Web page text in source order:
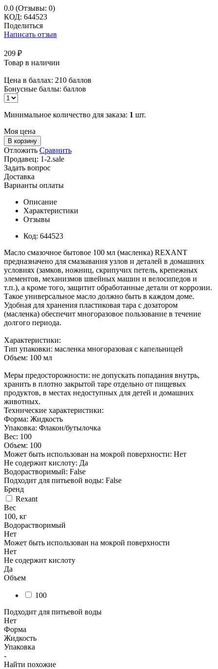
0.0 (Отзывы: 0)
КОД: 644523
Поделиться
Написать отзыв
209 ₽
Товар в наличии
Цена в баллах: 210 баллов
Бонусные баллы: баллов
Минимальное количество для заказа: 1 шт.
Моя цена
В корзину
Отложить Сравнить
Продавец: 1-2.sale
Задать вопрос
Доставка
Варианты оплаты
Описание
Характеристики
Отзывы
Код: 644523
Масло смазочное бытовое 100 мл (масленка) REXANT
предназначено для смазывания узлов и деталей в домашних
условиях (замков, ножниц, скрипучих петель, крепежных
элементов, механизмов швейных машин и велосипедов и
т.п.), а кроме того, защитит обработанные детали от коррозии.
Такое универсальное масло должно быть в каждом доме.
Удобная для хранения пластиковая тара с дозатором
(масленка) обеспечит многоразовое пользование в течение
долгого периода.
Характеристики:
Тип упаковки: масленка многоразовая с капельницей
Объем: 100 мл
Меры предосторожности: не допускать попадания внутрь,
хранить в плотно закрытой таре отдельно от пищевых
продуктов, в местах недоступных для детей и домашних
животных.
Технические характеристики:
Форма: Жидкость
Упаковка: Флакон/бутылочка
Вес: 100
Объем: 100
Может быть использован на мокрой поверхности: Нет
Не содержит кислоту: Да
Водорастворимый: False
Подходит для питьевой воды: False
Бренд
Rexant
Вес
100, кг
Водорастворимый
Нет
Может быть использован на мокрой поверхности
Нет
Не содержит кислоту
Да
Объем
100
Подходит для питьевой воды
Нет
Форма
Жидкость
Упаковка
-
Найти похожие